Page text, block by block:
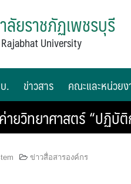
ลัยราชภัฏเพชรบุรี
University
. ข่าวสาร คณะและหน่วย
ายวิทยาศาสตร์ “ปฏิบั
ข่าวสื่อสารองค์กร